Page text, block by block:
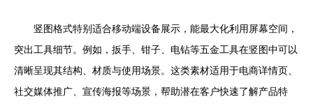
竖图格式特别适合移动端设备展示，能最大化利用屏幕空间，
突出工具细节。例如，扳手、钳子、电钻等五金工具在竖图中可以
清晰呈现其结构、材质与使用场景。这类素材适用于电商详情页、
社交媒体推广、宣传海报等场景，帮助潜在客户快速了解产品特